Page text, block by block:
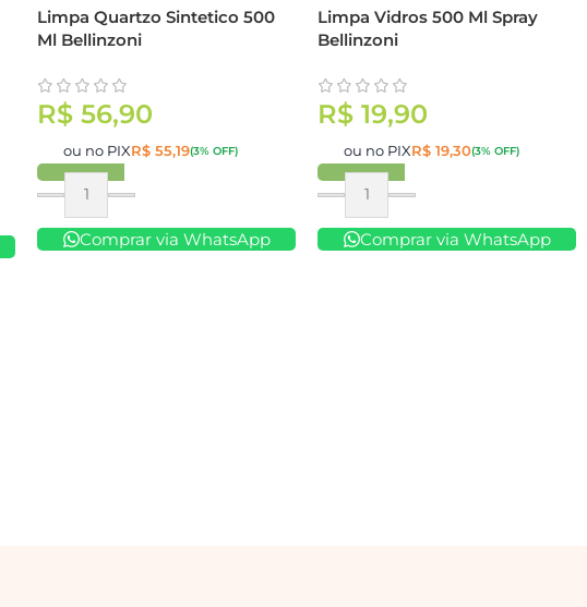
Limpa Quartzo Sintetico 500
Ml Bellinzoni
R$ 56,90
ou no PIXR$ 55,19(3% OFF)
Comprar
Comprar via WhatsApp
Limpa Vidros 500 Ml Spray
Bellinzoni
R$ 19,90
ou no PIXR$ 19,30(3% OFF)
Comprar
Comprar via WhatsApp